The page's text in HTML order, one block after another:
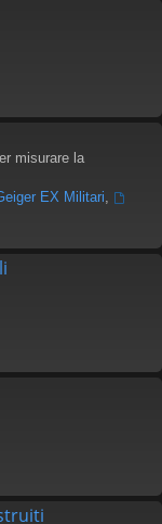
misurare la
EX Militari,